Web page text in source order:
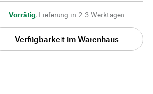
Vorrätig, Lieferung in 2-3 Werktagen
Verfügbarkeit im Warenhaus